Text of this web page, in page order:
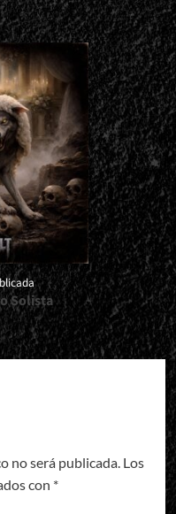
Solista
no será publicada. Los
con *